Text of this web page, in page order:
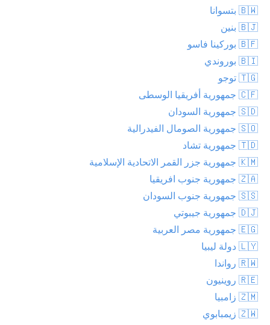
🇧🇼 بتسوانا
🇧🇯 بنين
🇧🇫 بوركينا فاسو
🇧🇮 بوروندي
🇹🇬 توجو
🇨🇫 جمهورية أفريقيا الوسطى
🇸🇩 جمهورية السودان
🇸🇴 جمهورية الصومال الفيدرالية
🇹🇩 جمهورية تشاد
🇰🇲 جمهورية جزر القمر الاتحادية الإسلامية
🇿🇦 جمهورية جنوب افريقيا
🇸🇸 جمهورية جنوب السودان
🇩🇯 جمهورية جيبوتي
🇪🇬 جمهورية مصر العربية
🇱🇾 دولة ليبيا
🇷🇼 رواندا
🇷🇪 روينيون
🇿🇲 زامبيا
🇿🇼 زيمبابوي